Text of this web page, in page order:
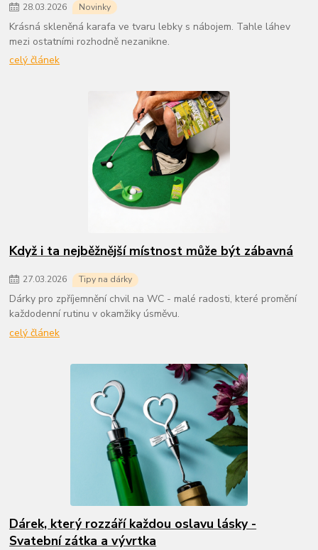
28.03.2026 Novinky
Krásná skleněná karafa ve tvaru lebky s nábojem. Tahle láhev
mezi ostatními rozhodně nezanikne.
celý článek
Když i ta nejběžnější místnost může být zábavná
27.03.2026 Tipy na dárky
Dárky pro zpříjemnění chvil na WC - malé radosti, které promění
každodenní rutinu v okamžiky úsměvu.
celý článek
Dárek, který rozzáří každou oslavu lásky -
Svatební zátka a vývrtka